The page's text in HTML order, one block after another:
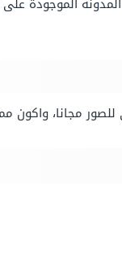
مجانا، واكون